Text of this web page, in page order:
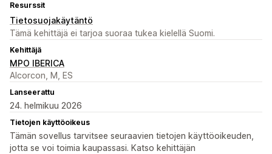
Resurssit
Tietosuojakäytäntö
Tämä kehittäjä ei tarjoa suoraa tukea kielellä Suomi.
Kehittäjä
MPO IBERICA
Alcorcon, M, ES
Lanseerattu
24. helmikuu 2026
Tietojen käyttöoikeus
Tämän sovellus tarvitsee seuraavien tietojen käyttöoikeuden,
jotta se voi toimia kaupassasi. Katso kehittäjän